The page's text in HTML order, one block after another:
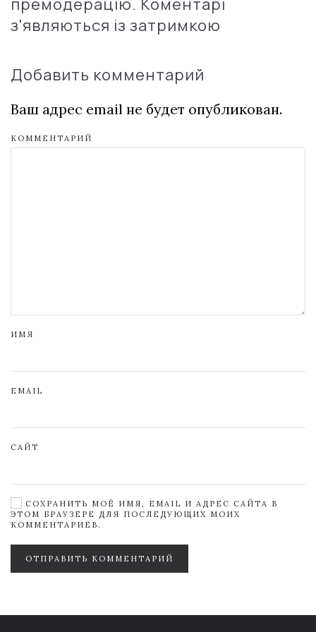
з'являються із затримкою
Добавить комментарий
Ваш адрес email не будет опубликован.
КОММЕНТАРИЙ
ИМЯ
EMAIL
САЙТ
СОХРАНИТЬ МОЁ ИМЯ, EMAIL И АДРЕС САЙТА В
ЭТОМ БРАУЗЕРЕ ДЛЯ ПОСЛЕДУЮЩИХ МОИХ
КОММЕНТАРИЕВ.
ОТПРАВИТЬ КОММЕНТАРИЙ